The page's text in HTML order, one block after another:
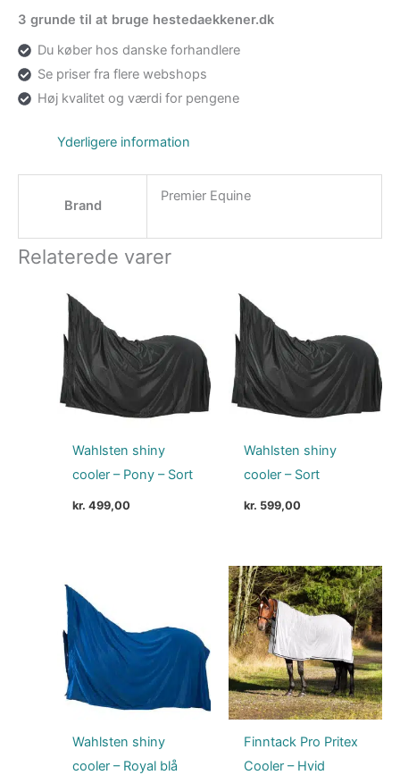
3 grunde til at bruge hestedaekkener.dk
Du køber hos danske forhandlere
Se priser fra flere webshops
Høj kvalitet og værdi for pengene
Yderligere information
Brand
Premier Equine
Relaterede varer
Wahlsten shiny
cooler – Pony – Sort
kr. 499,00
Wahlsten shiny
cooler – Sort
kr. 599,00
Wahlsten shiny
cooler – Royal blå
Finntack Pro Pritex
Cooler – Hvid